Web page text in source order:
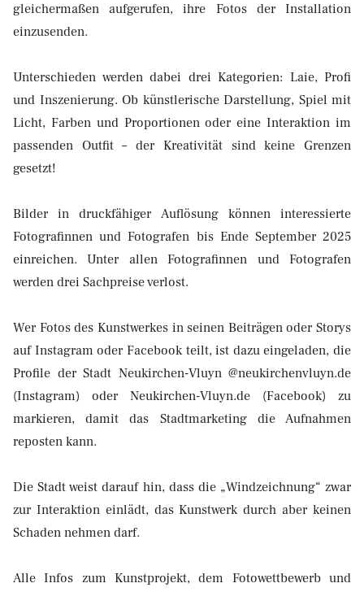
gleichermaßen aufgerufen, ihre Fotos der Installation
einzusenden.
Unterschieden werden dabei drei Kategorien: Laie, Profi
und Inszenierung. Ob künstlerische Darstellung, Spiel mit
Licht, Farben und Proportionen oder eine Interaktion im
passenden Outfit – der Kreativität sind keine Grenzen
gesetzt!
Bilder in druckfähiger Auflösung können interessierte
Fotografinnen und Fotografen bis Ende September 2025
einreichen. Unter allen Fotografinnen und Fotografen
werden drei Sachpreise verlost.
Wer Fotos des Kunstwerkes in seinen Beiträgen oder Storys
auf Instagram oder Facebook teilt, ist dazu eingeladen, die
Profile der Stadt Neukirchen-Vluyn @neukirchenvluyn.de
(Instagram) oder Neukirchen-Vluyn.de (Facebook) zu
markieren, damit das Stadtmarketing die Aufnahmen
reposten kann.
Die Stadt weist darauf hin, dass die „Windzeichnung“ zwar
zur Interaktion einlädt, das Kunstwerk durch aber keinen
Schaden nehmen darf.
Alle Infos zum Kunstprojekt, dem Fotowettbewerb und